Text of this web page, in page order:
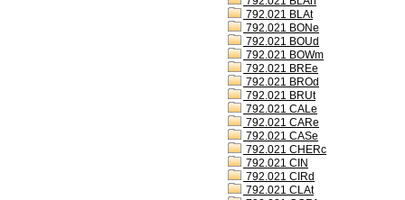
792.021 BLAt
792.021 BONe
792.021 BOUd
792.021 BOWm
792.021 BREe
792.021 BROd
792.021 BRUt
792.021 CALe
792.021 CARe
792.021 CASe
792.021 CHERc
792.021 CIN
792.021 CIRd
792.021 CLAt